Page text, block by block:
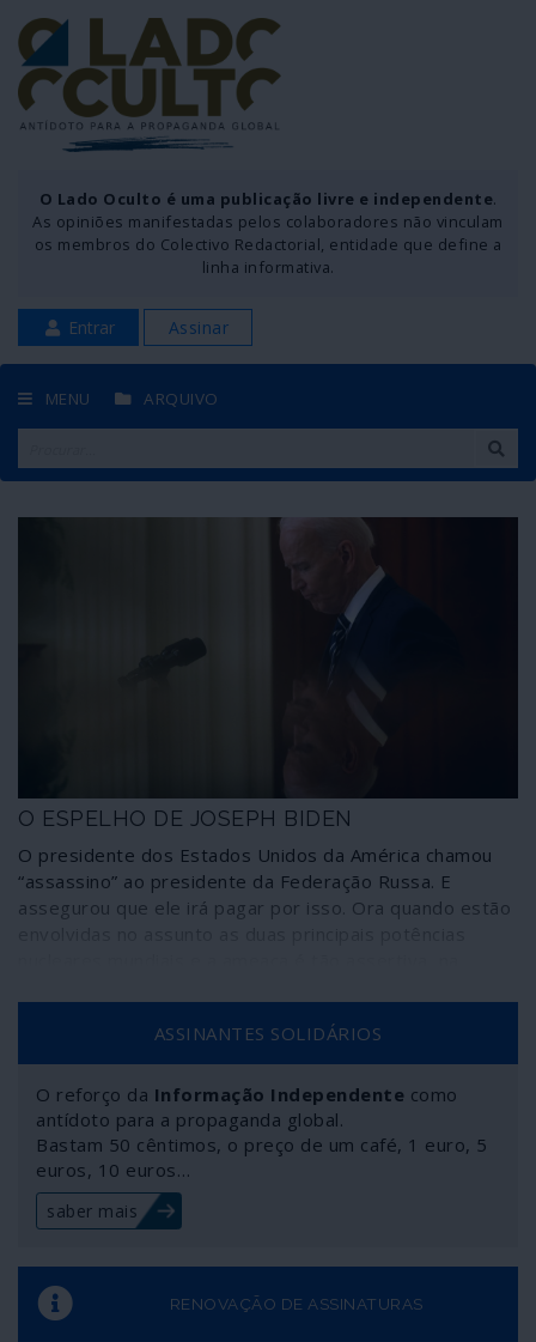
O Lado Oculto é uma publicação livre e independente.
As opiniões manifestadas pelos colaboradores não vinculam
os membros do Colectivo Redactorial, entidade que define a
linha informativa.
Entrar Assinar
MENU ARQUIVO
O ESPELHO DE JOSEPH BIDEN
O presidente dos Estados Unidos da América chamou
“assassino” ao presidente da Federação Russa. E
assegurou que ele irá pagar por isso. Ora quando estão
pessoais, jogando antes com a vida de todos nós.
ASSINANTES SOLIDÁRIOS
O reforço da Informação Independente como
antídoto para a propaganda global.
Bastam 50 cêntimos, o preço de um café, 1 euro, 5
euros, 10 euros…
saber mais
RENOVAÇÃO DE ASSINATURAS